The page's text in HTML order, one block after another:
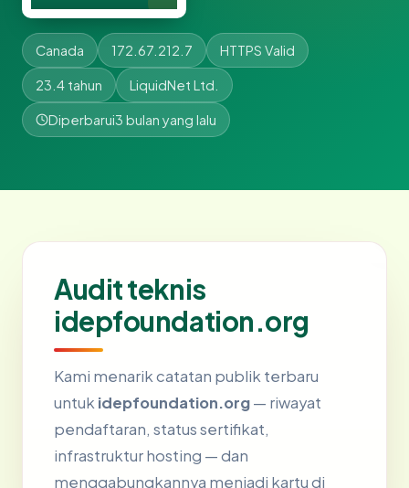
Canada 172.67.212.7 HTTPS Valid
23.4 tahun LiquidNet Ltd.
Diperbarui3 bulan yang lalu
Audit teknis
idepfoundation.org
Kami menarik catatan publik terbaru
untuk idepfoundation.org— riwayat
pendaftaran, status sertifikat,
infrastruktur hosting — dan
menggabungkannya menjadi kartu di